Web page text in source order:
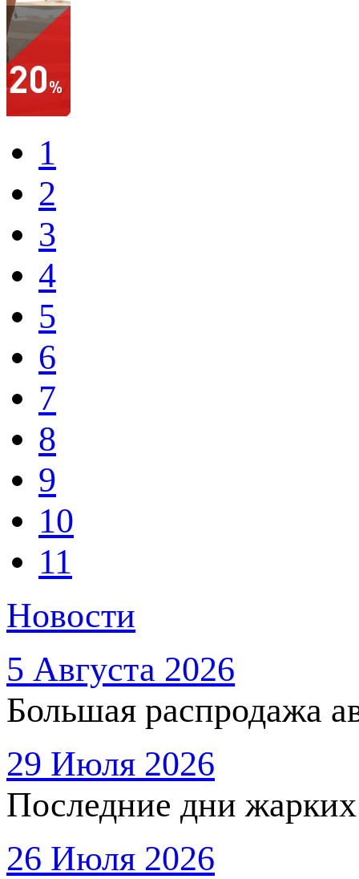
1
2
3
4
5
6
7
8
9
10
11
Новости
5 Августа 2026
Большая распродажа
29 Июля 2026
Последние дни
26 Июля 2026